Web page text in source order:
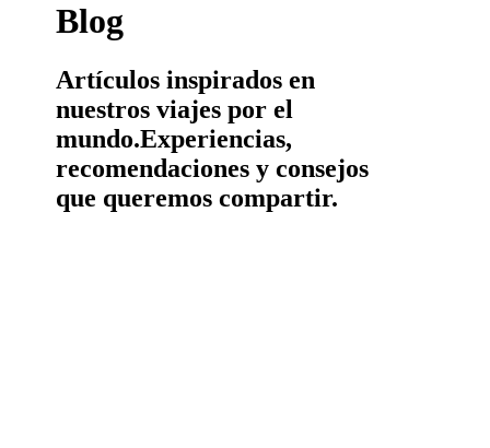
Blog
Artículos inspirados en
nuestros viajes por el
mundo.Experiencias,
recomendaciones y consejos
que queremos compartir.